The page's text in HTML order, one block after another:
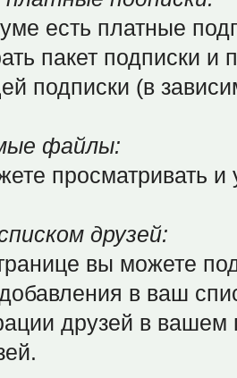
есть платные
пакет подписки и
подписки (в
файлы:
просматривать
друзей:
вы можете
в ваш
друзей в вашем